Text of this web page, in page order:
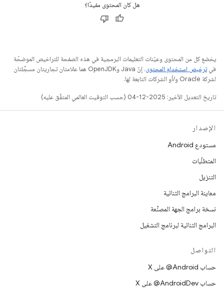
هل كان المحتوى مفيدًا؟
يخضع كل من المحتوى وعيّنات التعليمات البرمجية في هذه الصفحة للتراخيص الموضحّة
فيترخيص استخدام المحتوى
. إنّ Java وOpenJDK هما علامتان تجاريتان مسجَّلتان
لشركة Oracle و/أو الشركات التابعة لها.
تاريخ التعديل الأخير: 2025-12-04 (حسب التوقيت العالمي المتفَّق عليه)
الإصدار
مستودع Android
المتطلّبات
التنزيل
معاينة البرامج الثنائية
نسخة برامج الجهة المصنِّعة
البرامج الثنائية لبرنامج التشغيل
التواصل
حساب ‎@Android على X
حساب ‎@AndroidDev على X